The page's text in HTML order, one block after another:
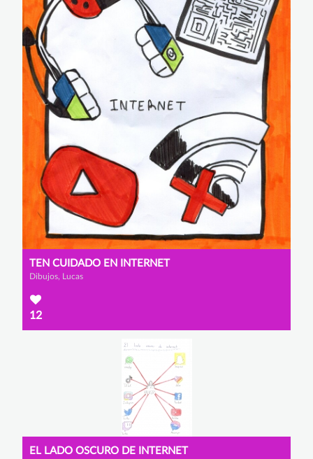
TEN CUIDADO EN INTERNET
Dibujos, Lucas
12
EL LADO OSCURO DE INTERNET